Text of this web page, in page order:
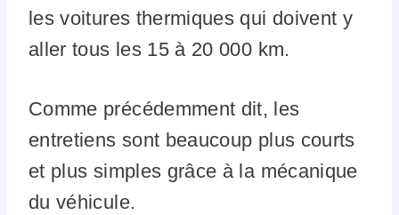
les voitures thermiques qui doivent y
aller tous les 15 à 20 000 km.
Comme précédemment dit, les
entretiens sont beaucoup plus courts
et plus simples grâce à la mécanique
du véhicule.